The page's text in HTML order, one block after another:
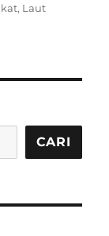
, Laut
CARI